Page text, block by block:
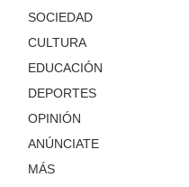
SOCIEDAD
CULTURA
EDUCACIÓN
DEPORTES
OPINIÓN
ANÚNCIATE
MÁS